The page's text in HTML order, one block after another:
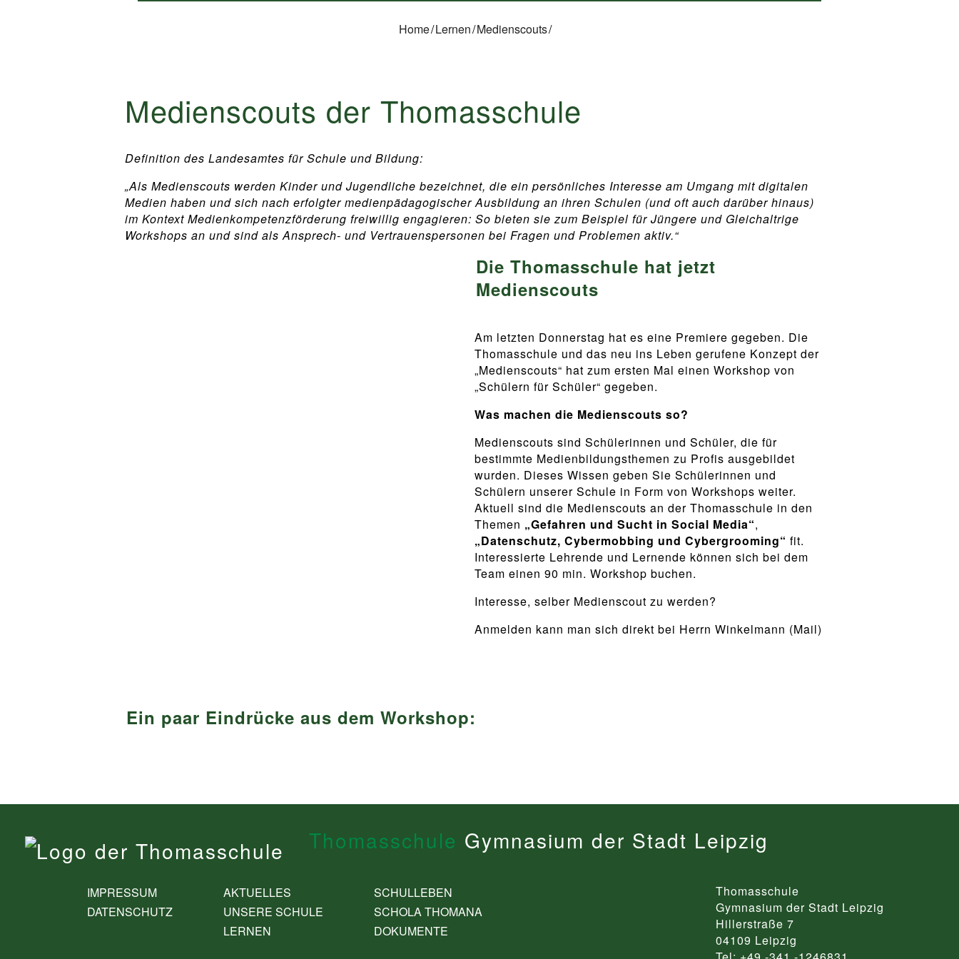
Home/Lernen/Medienscouts/
Medienscouts der Thomasschule
Definition des Landesamtes für Schule und Bildung:
„Als Medienscouts werden Kinder und Jugendliche bezeichnet, die ein persönliches Interesse am Umgang mit digitalen
Medien haben und sich nach erfolgter medienpädagogischer Ausbildung an ihren Schulen (und oft auch darüber hinaus)
im Kontext Medienkompetenzförderung freiwillig engagieren: So bieten sie zum Beispiel für Jüngere und Gleichaltrige
Workshops an und sind als Ansprech- und Vertrauenspersonen bei Fragen und Problemen aktiv.“
Die Thomasschule hat jetzt
Medienscouts
Am letzten Donnerstag hat es eine Premiere gegeben. Die
Thomasschule und das neu ins Leben gerufene Konzept der
„Medienscouts“ hat zum ersten Mal einen Workshop von
„Schülern für Schüler“ gegeben.
Was machen die Medienscouts so?
Medienscouts sind Schülerinnen und Schüler, die für
bestimmte Medienbildungsthemen zu Profis ausgebildet
wurden. Dieses Wissen geben Sie Schülerinnen und
Schülern unserer Schule in Form von Workshops weiter.
Aktuell sind die Medienscouts an der Thomasschule in den
Themen „Gefahren und Sucht in Social Media“,
„Datenschutz, Cybermobbing und Cybergrooming“ fit.
Interessierte Lehrende und Lernende können sich bei dem
Team einen 90 min. Workshop buchen.
Interesse, selber Medienscout zu werden?
Anmelden kann man sich direkt bei Herrn Winkelmann (Mail)
Ein paar Eindrücke aus dem Workshop:
Thomasschule Gymnasium der Stadt Leipzig
IMPRESSUM
DATENSCHUTZ
AKTUELLES
UNSERE SCHULE
LERNEN
SCHULLEBEN
SCHOLA THOMANA
DOKUMENTE
Thomasschule
Gymnasium der Stadt Leipzig
Hillerstraße 7
04109 Leipzig